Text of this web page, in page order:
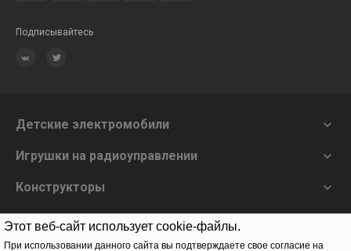
Этот веб-сайт использует cookie-файлы.
При использовании данного сайта вы подтверждаете свое согласие на
Подписывайтесь
Детские электромобили 
Игрушки на радиоуправлении 
Конструкторы 
О нас 